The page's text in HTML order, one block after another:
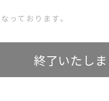
っております。
終了いたし